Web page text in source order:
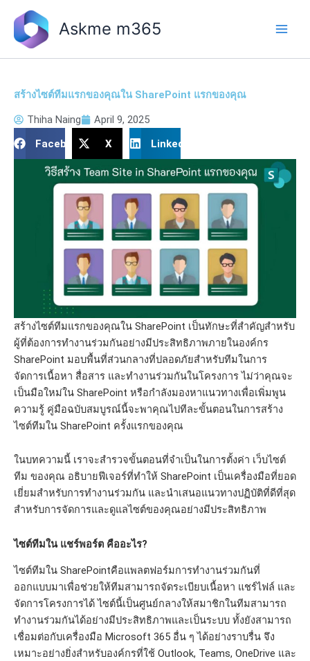
content
Askme m365
สร้างไซต์ทีมแรกของคุณใน SharePoint แรกของคุณ
Thiha Naing
April 9, 2025
Facebook
X LinkedIn
สร้างไซต์ทีมแรกของคุณใน SharePoint เป็นทักษะที่สำคัญสำหรับ
ผู้ที่ต้องการทำงานร่วมกันอย่างมีประสิทธิภาพภายในองค์กร
SharePoint มอบพื้นที่ส่วนกลางที่ปลอดภัยสำหรับทีมในการ
จัดการเนื้อหา สื่อสาร และทำงานร่วมกันในโครงการ ไม่ว่าคุณจะ
เป็นมือใหม่ใน SharePoint หรือกำลังมองหาแนวทางเพื่อเพิ่มพูน
ความรู้ คู่มือฉบับสมบูรณ์นี้จะพาคุณไปทีละขั้นตอนในการสร้าง
ไซต์ทีมใน SharePoint ครั้งแรกของคุณ
ในบทความนี้ เราจะสำรวจขั้นตอนที่จำเป็นในการตั้งค่า เว็บไซต์
ทีม ของคุณ อธิบายฟีเจอร์ที่ทำให้ SharePoint เป็นเครื่องมือที่ยอด
เยี่ยมสำหรับการทำงานร่วมกัน และนำเสนอแนวทางปฏิบัติที่ดีที่สุด
สำหรับการจัดการและดูแลไซต์ของคุณอย่างมีประสิทธิภาพ
ไซต์ทีมใน แชร์พอร์ต คืออะไร?
ไซต์ทีมใน SharePointคือแพลตฟอร์มการทำงานร่วมกันที่
ออกแบบมาเพื่อช่วยให้ทีมสามารถจัดระเบียบเนื้อหา แชร์ไฟล์ และ
จัดการโครงการได้ ไซต์นี้เป็นศูนย์กลางให้สมาชิกในทีมสามารถ
ทำงานร่วมกันได้อย่างมีประสิทธิภาพและเป็นระบบ ทั้งยังสามารถ
เชื่อมต่อกับเครื่องมือ Microsoft 365 อื่น ๆ ได้อย่างราบรื่น จึง
เหมาะอย่างยิ่งสำหรับองค์กรที่ใช้ Outlook, Teams, OneDrive และ